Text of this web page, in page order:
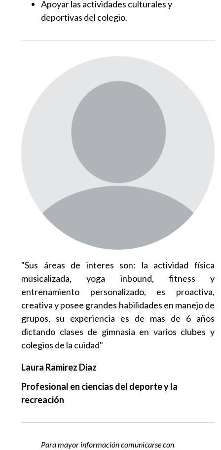
Apoyar las actividades culturales y
deportivas del colegio.
"Sus áreas de interes son: la actividad física
musicalizada, yoga inbound, fitness y
entrenamiento personalizado, es proactiva,
creativa y posee grandes habilidades en manejo de
grupos, su experiencia es de mas de 6 años
dictando clases de gimnasia en varios clubes y
colegios de la cuidad"
Laura Ramirez Diaz
Profesional en ciencias del deporte y la
recreación
Para mayor información comunicarse con